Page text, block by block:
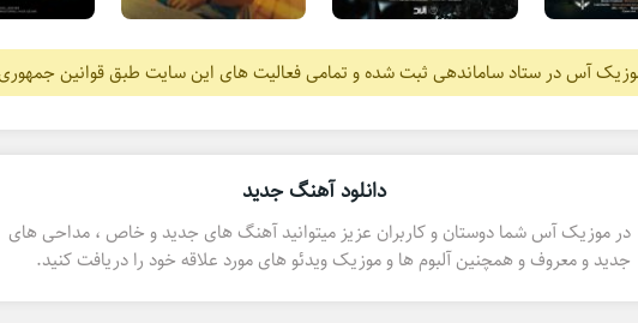
موزیک آس در ستاد ساماندهی ثبت شده و تمامی فعالیت های این سایت طبق قوانین
دانلود آهنگ جدید
در موزیک آس شما دوستان و کاربران عزیز میتوانید آهنگ های جدید و خاص ، مداحی های
جدید و معروف و همچنین آلبوم ها و موزیک ویدئو های مورد علاقه خود را دریافت کنید.